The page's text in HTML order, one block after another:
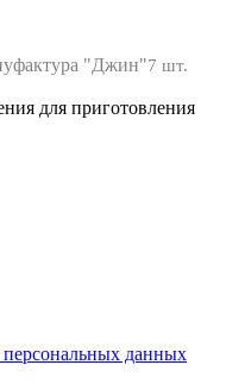
"Джин"7 шт.
для приготовления
данных